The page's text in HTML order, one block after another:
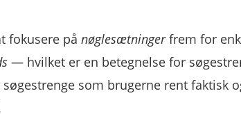
fokusere på nøglesætningerfrem for
— hvilket er en betegnelse for
som brugerne rent faktisk